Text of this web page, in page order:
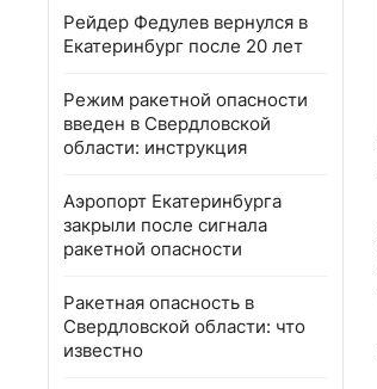
Рейдер Федулев вернулся в
Екатеринбург после 20 лет
Режим ракетной опасности
введен в Свердловской
области: инструкция
Аэропорт Екатеринбурга
закрыли после сигнала
ракетной опасности
Ракетная опасность в
Свердловской области: что
известно